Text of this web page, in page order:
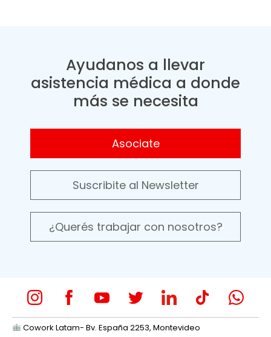
Ayudanos a llevar
asistencia médica a donde
más se necesita
Asociate
Suscribite al Newsletter
¿Querés trabajar con nosotros?
Cowork Latam- Bv. España 2253, Montevideo